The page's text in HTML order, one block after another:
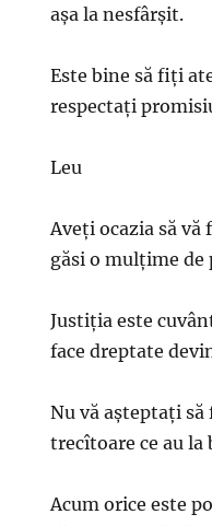
aşa la nesfârşit.
Este bine să fiţi
respectaţi
Leu
Aveţi ocazia să
găsi o mulţime de
Justiţia este
face dreptate
Nu vă aşteptaţi
trecîtoare ce au la
Acum orice este